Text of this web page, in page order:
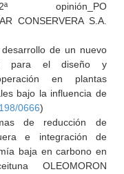
opinión_PO
CONSERVERA S.A.
de un nuevo
para el diseño y
en plantas
bajo la influencia de
0666)
de reducción de
e integración de
baja en carbono en
OLEOMORON